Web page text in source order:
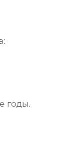
годы.